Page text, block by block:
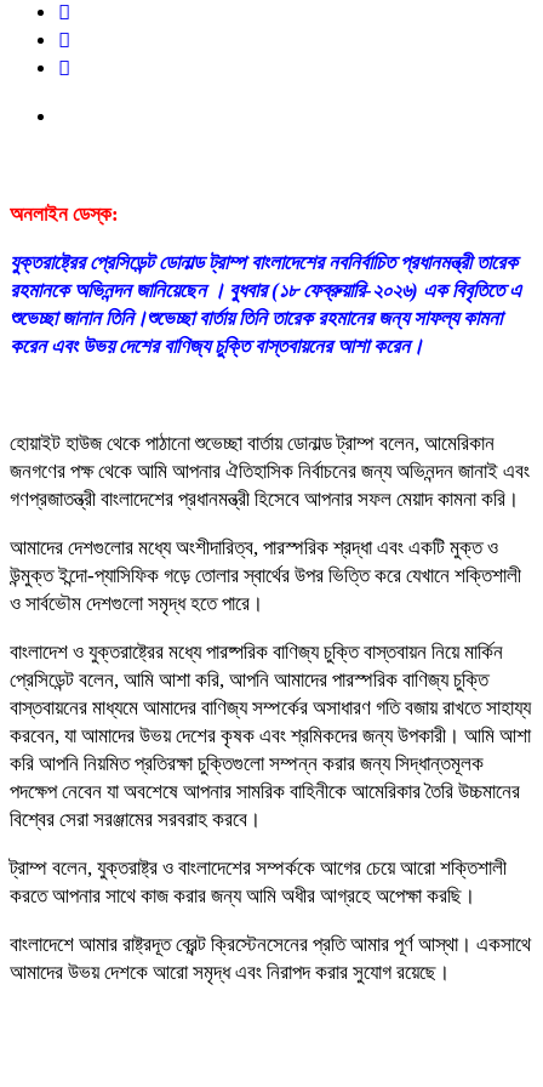
অনলাইন ডেস্ক:
যুক্তরাষ্ট্রের প্রেসিডেন্ট ডোনাল্ড ট্রাম্প বাংলাদেশের নবনির্বাচিত প্রধানমন্ত্রী তারেক
রহমানকে অভিনন্দন জানিয়েছেন । বুধবার (১৮ ফেব্রুয়ারি-২০২৬) এক বিবৃতিতে এ
শুভেচ্ছা জানান তিনি।শুভেচ্ছা বার্তায় তিনি তারেক রহমানের জন্য সাফল্য কামনা
করেন এবং উভয় দেশের বাণিজ্য চুক্তি বাস্তবায়নের আশা করেন।
হোয়াইট হাউজ থেকে পাঠানো শুভেচ্ছা বার্তায় ডোনাল্ড ট্রাম্প বলেন, আমেরিকান
জনগণের পক্ষ থেকে আমি আপনার ঐতিহাসিক নির্বাচনের জন্য অভিনন্দন জানাই এবং
গণপ্রজাতন্ত্রী বাংলাদেশের প্রধানমন্ত্রী হিসেবে আপনার সফল মেয়াদ কামনা করি।
আমাদের দেশগুলোর মধ্যে অংশীদারিত্ব, পারস্পরিক শ্রদ্ধা এবং একটি মুক্ত ও
উন্মুক্ত ইন্দো-প্যাসিফিক গড়ে তোলার স্বার্থের উপর ভিত্তি করে যেখানে শক্তিশালী
ও সার্বভৌম দেশগুলো সমৃদ্ধ হতে পারে।
বাংলাদেশ ও যুক্তরাষ্ট্রের মধ্যে পারষ্পরিক বাণিজ্য চুক্তি বাস্তবায়ন নিয়ে মার্কিন
প্রেসিডেন্ট বলেন, আমি আশা করি, আপনি আমাদের পারস্পরিক বাণিজ্য চুক্তি
বাস্তবায়নের মাধ্যমে আমাদের বাণিজ্য সম্পর্কের অসাধারণ গতি বজায় রাখতে সাহায্য
করবেন, যা আমাদের উভয় দেশের কৃষক এবং শ্রমিকদের জন্য উপকারী। আমি আশা
করি আপনি নিয়মিত প্রতিরক্ষা চুক্তিগুলো সম্পন্ন করার জন্য সিদ্ধান্তমূলক
পদক্ষেপ নেবেন যা অবশেষে আপনার সামরিক বাহিনীকে আমেরিকার তৈরি উচ্চমানের
বিশ্বের সেরা সরঞ্জামের সরবরাহ করবে।
ট্রাম্প বলেন, যুক্তরাষ্ট্র ও বাংলাদেশের সম্পর্ককে আগের চেয়ে আরো শক্তিশালী
করতে আপনার সাথে কাজ করার জন্য আমি অধীর আগ্রহে অপেক্ষা করছি।
বাংলাদেশে আমার রাষ্ট্রদূত ব্রেন্ট ক্রিস্টেনসেনের প্রতি আমার পূর্ণ আস্থা। একসাথে
আমাদের উভয় দেশকে আরো সমৃদ্ধ এবং নিরাপদ করার সুযোগ রয়েছে।